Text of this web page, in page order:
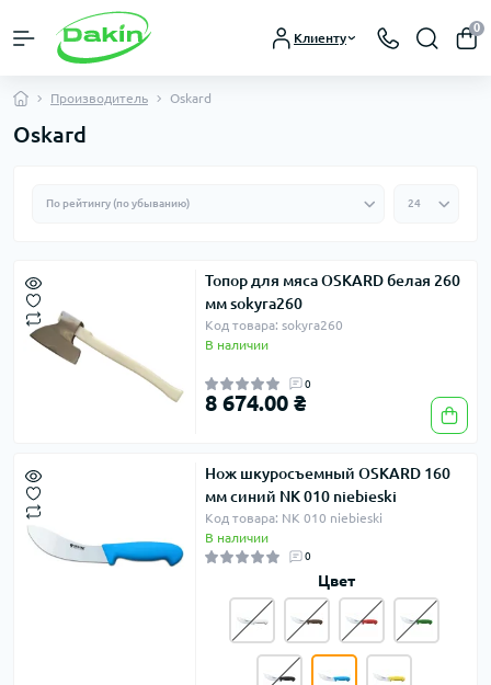
Клиенту
0
Производитель Oskard
Oskard
Топор для мяса OSKARD белая 260
мм sokyra260
Код товара: sokyra260
В наличии
0
8 674.00 ₴
Нож шкуросъемный OSKARD 160
мм синий NK 010 niebieski
Код товара: NK 010 niebieski
В наличии
0
Цвет